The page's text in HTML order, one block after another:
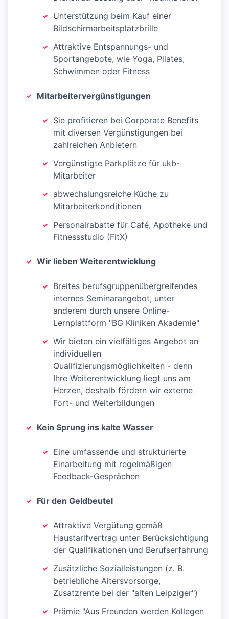
Unterstützung beim Kauf einer
Bildschirmarbeitsplatzbrille
Attraktive Entspannungs- und
Sportangebote, wie Yoga, Pilates,
Schwimmen oder Fitness
Mitarbeitervergünstigungen
Sie profitieren bei Corporate Benefits
mit diversen Vergünstigungen bei
zahlreichen Anbietern
Vergünstigte Parkplätze für ukb-
Mitarbeiter
abwechslungsreiche Küche zu
Mitarbeiterkonditionen
Personalrabatte für Café, Apotheke und
Fitnessstudio (FitX)
Wir lieben Weiterentwicklung
Breites berufsgruppenübergreifendes
internes Seminarangebot, unter
anderem durch unsere Online-
Lernplattform "BG Kliniken Akademie"
Wir bieten ein vielfältiges Angebot an
individuellen
Qualifizierungsmöglichkeiten - denn
Ihre Weiterentwicklung liegt uns am
Herzen, deshalb fördern wir externe
Fort- und Weiterbildungen
Kein Sprung ins kalte Wasser
Eine umfassende und strukturierte
Einarbeitung mit regelmäßigen
Feedback-Gesprächen
Für den Geldbeutel
Attraktive Vergütung gemäß
Haustarifvertrag unter Berücksichtigung
der Qualifikationen und Berufserfahrung
Zusätzliche Sozialleistungen (z. B.
betriebliche Altersvorsorge,
Zusatzrente bei der "alten Leipziger")
Prämie "Aus Freunden werden Kollegen